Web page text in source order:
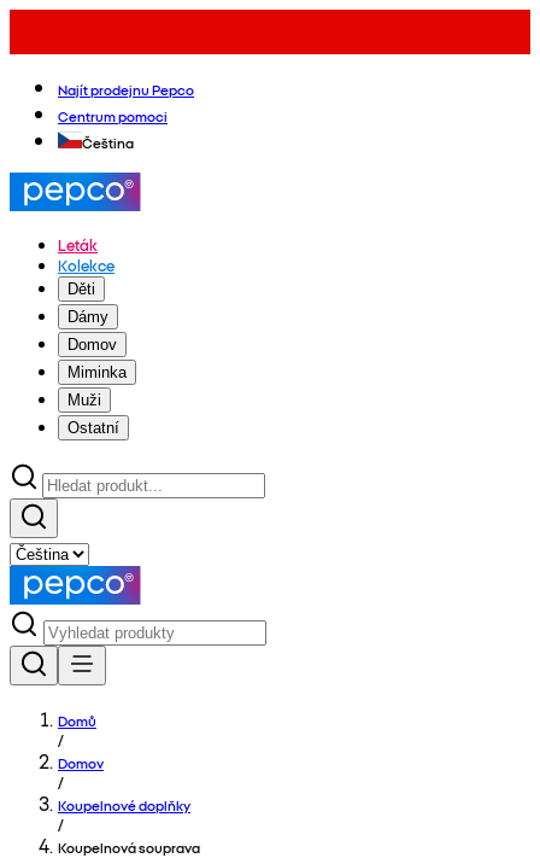
Najít prodejnu Pepco
Centrum pomoci
Čeština
Leták
Kolekce
Děti
Dámy
Domov
Miminka
Muži
Ostatní
Domů
/
Domov
/
Koupelnové doplňky
/
Koupelnová souprava